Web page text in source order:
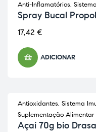
Anti-Inflamatórios,
Spray Bucal
17,42 €
ADICIONAR
Antioxidantes, Sistema
Suplementação Alimentar
Açai 70g bio